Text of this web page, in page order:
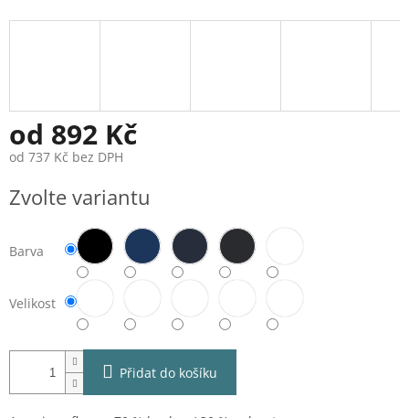
od 892 Kč
od 737 Kč bez DPH
cena:
Zvolte variantu
Barva
Velikost
Přidat do košíku